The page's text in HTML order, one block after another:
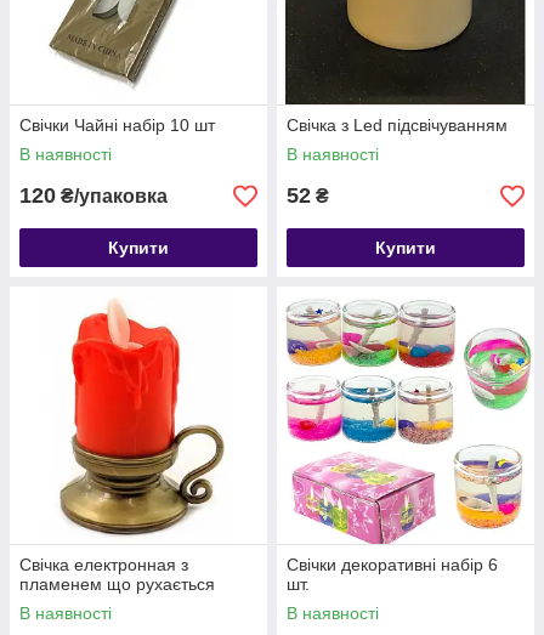
Свічки Чайні набір 10 шт
В наявності
120 ₴/упаковка
Купити
Свічка з Led підсвічуванням
В наявності
52 ₴
Купити
Свічка електронная з
пламенем що рухається
В наявності
Свічки декоративні набір 6
шт.
В наявності